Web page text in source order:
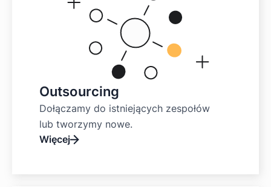
Outsourcing
Dołączamy do istniejących zespołów
lub tworzymy nowe.
Więcej